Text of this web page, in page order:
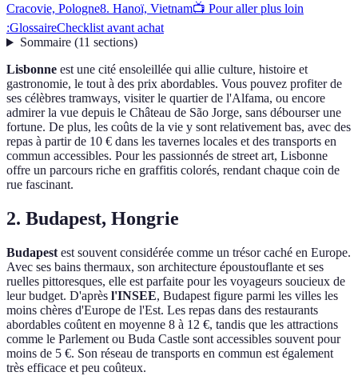
Cracovie, Pologne8. Hanoï, Vietnam📺 Pour aller plus loin
:GlossaireChecklist avant achat
Sommaire(11 sections)
Lisbonne est une cité ensoleillée qui allie culture, histoire et
gastronomie, le tout à des prix abordables. Vous pouvez profiter de
ses célèbres tramways, visiter le quartier de l'Alfama, ou encore
admirer la vue depuis le Château de São Jorge, sans débourser une
fortune. De plus, les coûts de la vie y sont relativement bas, avec des
repas à partir de 10 € dans les tavernes locales et des transports en
commun accessibles. Pour les passionnés de street art, Lisbonne
offre un parcours riche en graffitis colorés, rendant chaque coin de
rue fascinant.
2. Budapest, Hongrie
Budapest est souvent considérée comme un trésor caché en Europe.
Avec ses bains thermaux, son architecture époustouflante et ses
ruelles pittoresques, elle est parfaite pour les voyageurs soucieux de
leur budget. D'après l'INSEE, Budapest figure parmi les villes les
moins chères d'Europe de l'Est. Les repas dans des restaurants
abordables coûtent en moyenne 8 à 12 €, tandis que les attractions
comme le Parlement ou Buda Castle sont accessibles souvent pour
moins de 5 €. Son réseau de transports en commun est également
très efficace et peu coûteux.